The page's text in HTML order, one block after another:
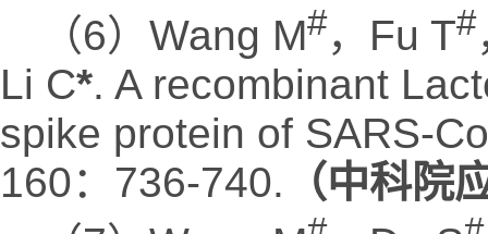
（6）Wang M#，Fu T#
Li C*. A recombinant
spike protein of SARS-
160：736-740. （中科院